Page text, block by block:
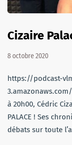
Cizaire
8 octobre 2020
https://podcast-
à 20h00, Cédric
PALACE ! Ses
débats sur toute